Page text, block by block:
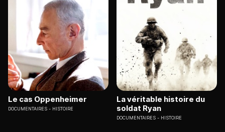
Le cas Oppenheimer
DOCUMENTAIRES HISTOIRE
La véritable histoire du
soldat Ryan
DOCUMENTAIRES HISTOIRE